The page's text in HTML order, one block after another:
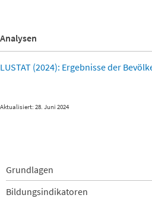
Analysen
LUSTAT (2024): Ergebnisse der
Aktualisiert: 28. Juni 2024
Navigation
überspringen
Grundlagen
Bildungsindikatoren